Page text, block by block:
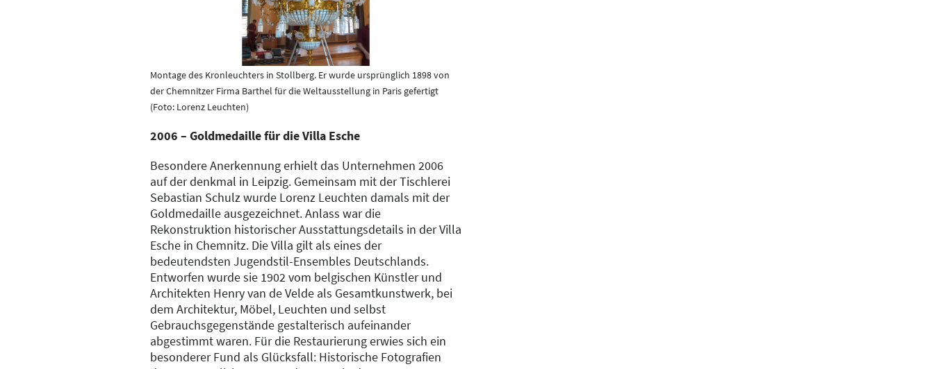
Montage des Kronleuchters in Stollberg. Er wurde ursprünglich 1898 von
der Chemnitzer Firma Barthel für die Weltausstellung in Paris gefertigt
(Foto: Lorenz Leuchten)
2006 – Goldmedaille für die Villa Esche
Besondere Anerkennung erhielt das Unternehmen 2006
auf der denkmal in Leipzig. Gemeinsam mit der Tischlerei
Sebastian Schulz wurde Lorenz Leuchten damals mit der
Goldmedaille ausgezeichnet. Anlass war die
Rekonstruktion historischer Ausstattungsdetails in der Villa
Esche in Chemnitz. Die Villa gilt als eines der
bedeutendsten Jugendstil-Ensembles Deutschlands.
Entworfen wurde sie 1902 vom belgischen Künstler und
Architekten Henry van de Velde als Gesamtkunstwerk, bei
dem Architektur, Möbel, Leuchten und selbst
Gebrauchsgegenstände gestalterisch aufeinander
abgestimmt waren. Für die Restaurierung erwies sich ein
besonderer Fund als Glücksfall: Historische Fotografien